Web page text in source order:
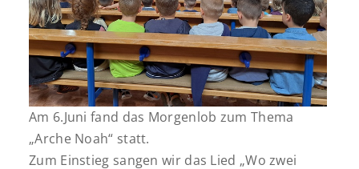
Am 6.Juni fand das Morgenlob zum Thema
„Arche Noah“ statt.
Zum Einstieg sangen wir das Lied „Wo zwei